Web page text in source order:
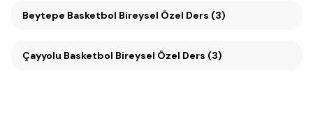
Beytepe Basketbol Bireysel Özel Ders (3)
Çayyolu Basketbol Bireysel Özel Ders (3)